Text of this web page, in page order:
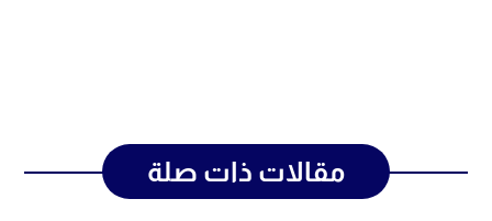
مقالات ذات صلة